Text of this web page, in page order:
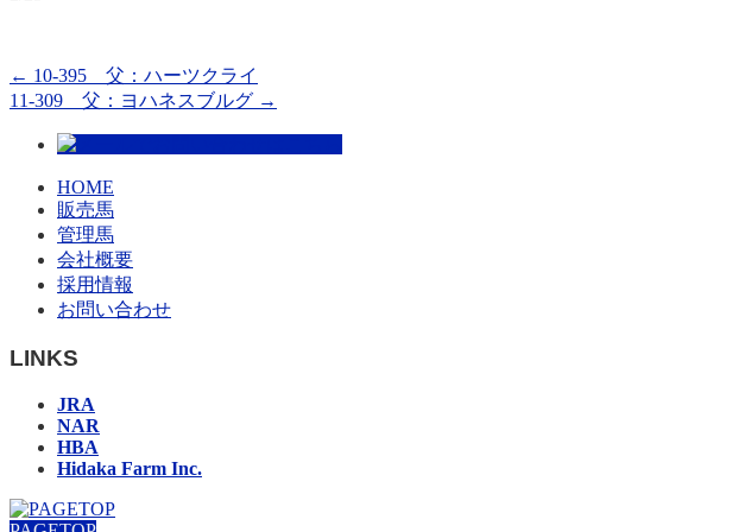
← 10-395 父：ハーツクライ
11-309 父：ヨハネスブルグ →
HOME
販売馬
管理馬
会社概要
採用情報
お問い合わせ
LINKS
JRA
NAR
HBA
Hidaka Farm Inc.